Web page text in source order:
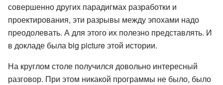
совершенно других парадигмах разработки и
проектирования, эти разрывы между эпохами надо
преодолевать. А для этого их полезно представлять. И
в докладе была big picture этой истории.
На круглом столе получился довольно интересный
разговор. При этом никакой программы не было, было